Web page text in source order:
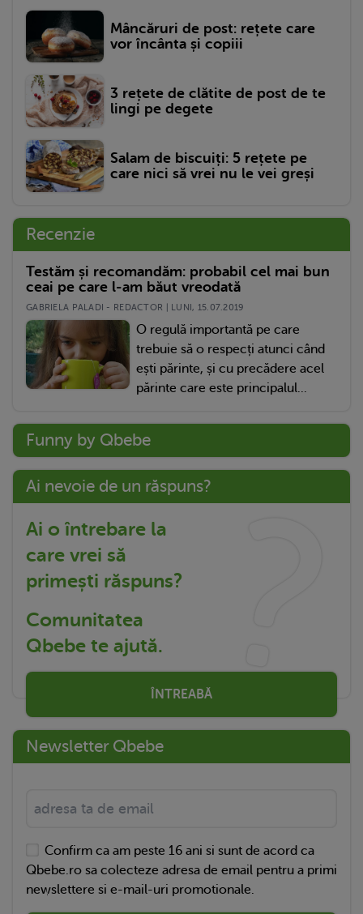
Mâncăruri de post: rețete care
vor încânta și copiii
3 rețete de clătite de post de te
lingi pe degete
Salam de biscuiți: 5 rețete pe
care nici să vrei nu le vei greși
Recenzie
Testăm și recomandăm: probabil cel mai bun
ceai pe care l-am băut vreodată
GABRIELA PALADI - REDACTOR | LUNI, 15.07.2019
O regulă importantă pe care
trebuie să o respecți atunci când
ești părinte, și cu precădere acel
părinte care este principalul...
Funny by Qbebe
Ai nevoie de un răspuns?
Ai o întrebare la
care vrei să
primești răspuns?
Comunitatea
Qbebe te ajută.
ÎNTREABĂ
Newsletter Qbebe
Confirm ca am peste 16 ani si sunt de acord ca
Qbebe.ro sa colecteze adresa de email pentru a primi
newslettere si e-mail-uri promotionale.